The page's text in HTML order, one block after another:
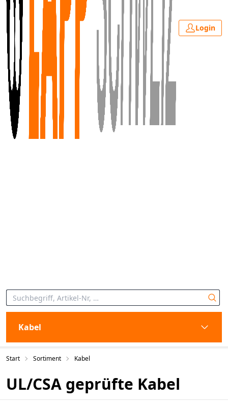
Login
Kabel
Start Sortiment Kabel
UL/CSA geprüfte Kabel